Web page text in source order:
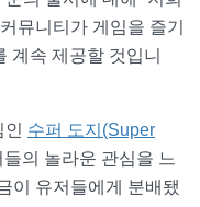
뮤니티가 게임을 즐기
계속 제공할 것입니
수퍼 도지(Super
의 놀라운 관심을 느
이 유저들에게 분배됐